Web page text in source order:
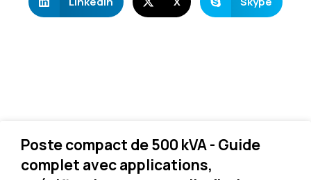
Poste compact de 500 kVA - Guide
complet avec applications,